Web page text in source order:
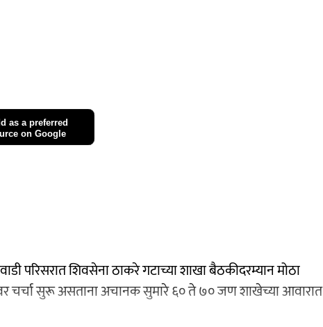
as a preferred
on Google
परिसरात शिवसेना ठाकरे गटाच्या शाखा बैठकीदरम्यान मोठा
चर्चा सुरू असताना अचानक सुमारे ६० ते ७० जण शाखेच्या आवारात